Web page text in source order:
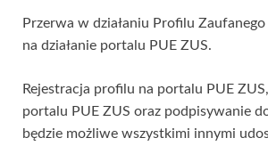
Przerwa w działaniu Profilu
na działanie portalu PUE ZUS.
Rejestracja profilu na portalu PUE
portalu PUE ZUS oraz podpisywanie
będzie możliwe wszystkimi innymi